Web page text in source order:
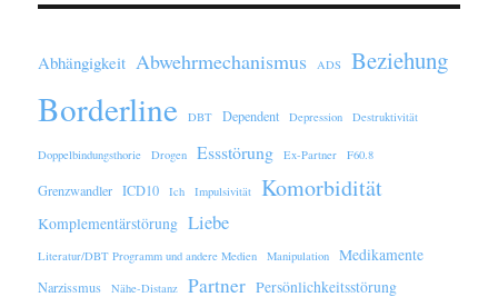
Abhängigkeit Abwehrmechanismus ADS Beziehung
Borderline DBT Dependent Depression Destruktivität
Doppelbindungsthorie Drogen Essstörung Ex-Partner F60.8
Grenzwandler ICD10 Ich Impulsivität Komorbidität
Komplementärstörung Liebe
Literatur/DBT Programm und andere Medien Manipulation Medikamente
Narzissmus Nähe-Distanz Partner Persönlichkeitsstörung